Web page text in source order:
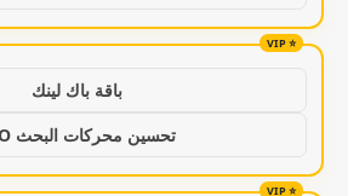
باقة باك لينك
تحسين محركات البحث SEO